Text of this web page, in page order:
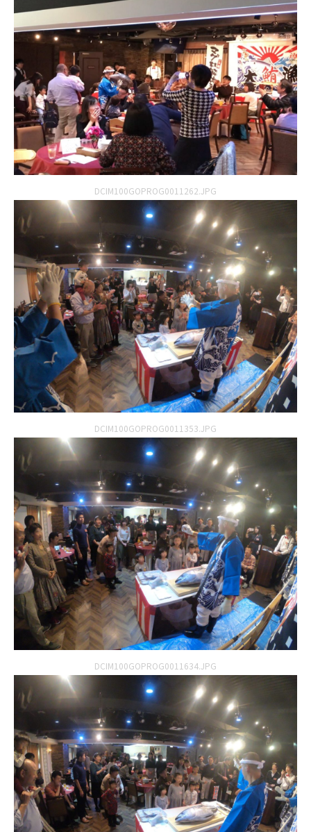
DCIM100GOPROG0011262.JPG
DCIM100GOPROG0011353.JPG
DCIM100GOPROG0011634.JPG